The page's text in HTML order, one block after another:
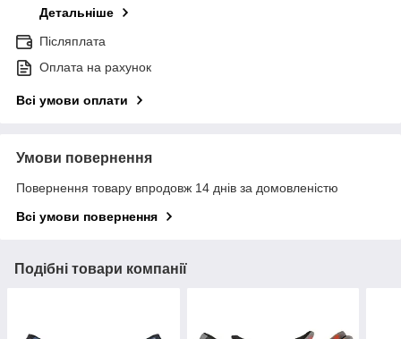
Детальніше
Післяплата
Оплата на рахунок
Всі умови оплати
Умови повернення
Повернення товару впродовж 14 днів за домовленістю
Всі умови повернення
Подібні товари компанії